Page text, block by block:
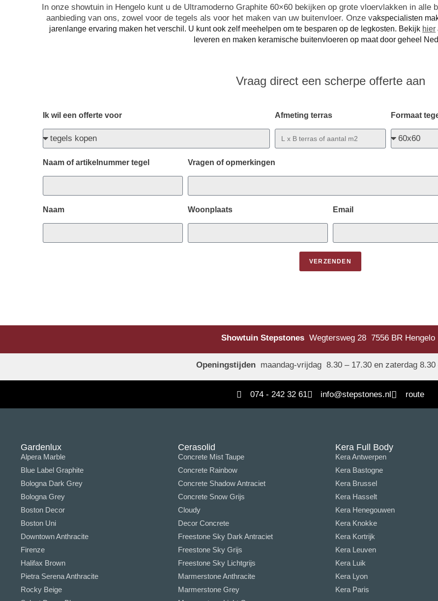
In onze showtuin in Hengelo kunt u de Ultramoderno Graphite 60×60 bekijken op grote vloervlakken in
aanbieding van ons, zowel voor de tegels als voor het maken van uw buitenvloer. Onze vakspecialisten
jarenlange ervaring maken het verschil. U kunt ook zelf meehelpen om te besparen op de legkosten. Bekijk hier
leveren en maken keramische buitenvloeren op maat door geheel
Vraag direct een scherpe offerte aan
Ik wil een offerte voor Afmeting terras Formaat
Naam of artikelnummer tegel Vragen of opmerkingen
Naam Woonplaats Email
VERZENDEN
Showtuin Stepstones Wegtersweg 28 7556 BR Hengelo
Openingstijden maandag-vrijdag 8.30 – 17.30 en zaterdag 8.30
074 - 242 32 61 info@stepstones.nl route
Gardenlux
Alpera Marble
Blue Label Graphite
Bologna Dark Grey
Bologna Grey
Boston Decor
Boston Uni
Downtown Anthracite
Firenze
Halifax Brown
Pietra Serena Anthracite
Rocky Beige
Cerasolid
Concrete Mist Taupe
Concrete Rainbow
Concrete Shadow Antraciet
Concrete Snow Grijs
Cloudy
Decor Concrete
Freestone Sky Dark Antraciet
Freestone Sky Grijs
Freestone Sky Lichtgrijs
Marmerstone Anthracite
Marmerstone Grey
Kera Full Body
Kera Antwerpen
Kera Bastogne
Kera Brussel
Kera Hasselt
Kera Henegouwen
Kera Knokke
Kera Kortrijk
Kera Leuven
Kera Luik
Kera Lyon
Kera Paris